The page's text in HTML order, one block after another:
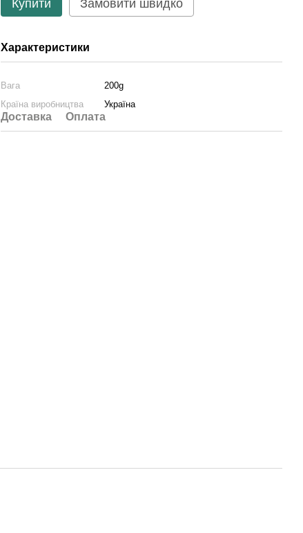
Купити Замовити швидко
Характеристики
Вага
200g
Країна виробництва
Україна
Доставка Оплата